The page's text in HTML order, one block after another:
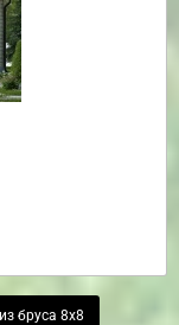
бруса 8х8